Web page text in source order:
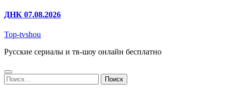
ДНК 07.08.2026
Top-tvshou
Русские сериалы и тв-шоу онлайн бесплатно
Найти: